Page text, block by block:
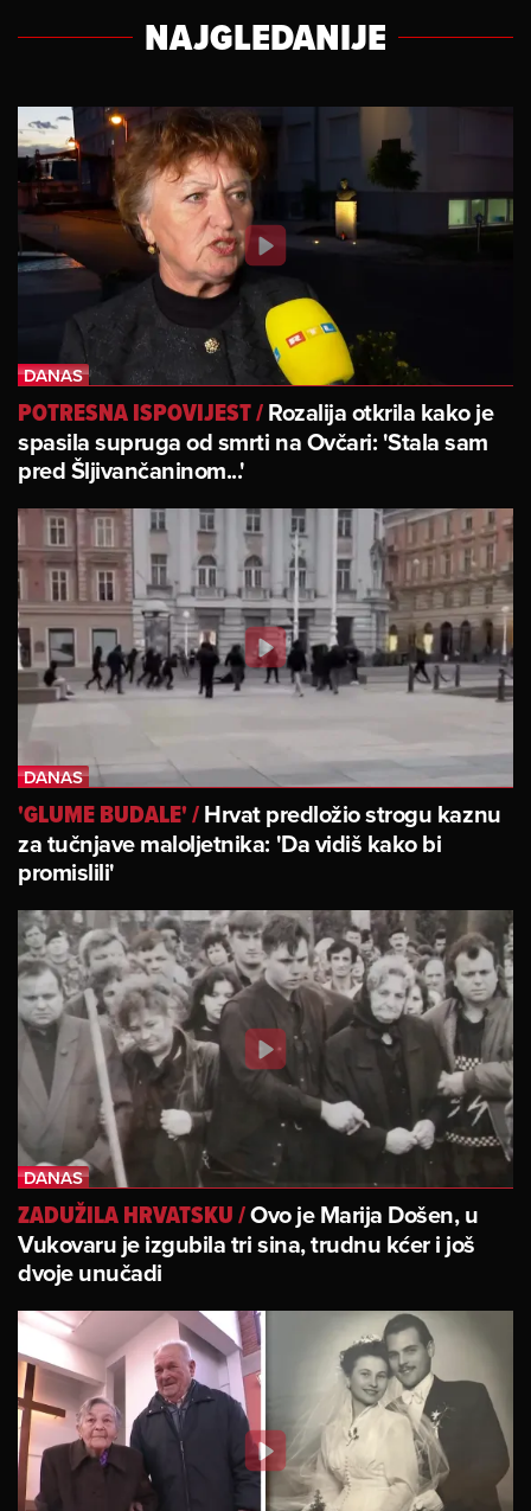
NAJGLEDANIJE
POTRESNA ISPOVIJEST/Rozalija otkrila kako je
spasila supruga od smrti na Ovčari: 'Stala sam
pred Šljivančaninom...'
'GLUME BUDALE'/Hrvat predložio strogu kaznu
za tučnjave maloljetnika: 'Da vidiš kako bi
promislili'
ZADUŽILA HRVATSKU/Ovo je Marija Došen, u
Vukovaru je izgubila tri sina, trudnu kćer i još
dvoje unučadi